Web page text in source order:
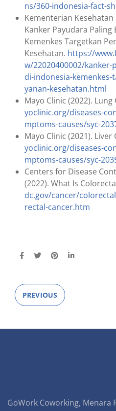
ns/360-indonesia-fact-
Kementerian
Kanker Payudara Paling
Kemenkes Targetkan
Kesehatan. https://
w/22020400002/
di-indonesia-
yanan-kesehatan.html
Mayo Clinic (2022). Lung
yoclinic.org/diseases-
mptoms-causes/syc-
Mayo Clinic (2021). Liver
yoclinic.org/diseases-
mptoms-causes/syc-
Centers for Disease
(2022). What Is
dc.gov/cancer/
rectal-cancer.htm
PREVIOUS
GoWork Coworking, Menara